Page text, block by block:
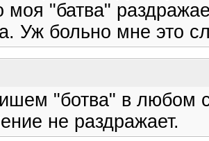
моя "батва"
Уж больно мне это
"ботва" в любом
не раздражает.